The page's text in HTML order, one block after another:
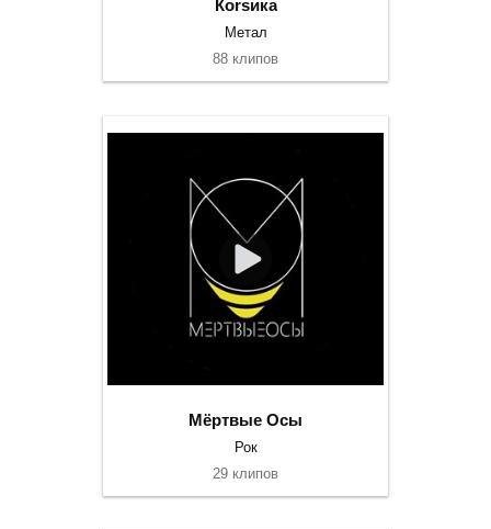
Коrsика
Метал
88 клипов
Мёртвые Осы
Рок
29 клипов